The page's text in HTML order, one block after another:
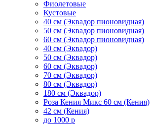
Фиолетовые
Кустовые
40 см (Эквадор пионовидная)
50 см (Эквадор пионовидная)
60 см (Эквадор пионовидная)
40 см (Эквадор)
50 см (Эквадор)
60 см (Эквадор)
70 см (Эквадор)
80 см (Эквадор)
180 см (Эквадор)
Роза Кения Микс 60 см (Кения)
42 см (Кения)
до 1000 р